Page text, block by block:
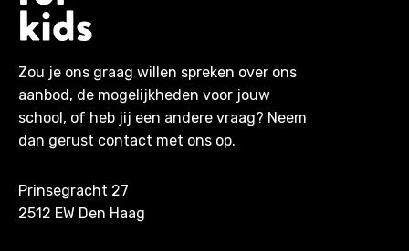
Zou je ons graag willen spreken over ons
aanbod, de mogelijkheden voor jouw
school, of heb jij een andere vraag? Neem
dan gerust contact met ons op.
Prinsegracht 27
2512 EW Den Haag